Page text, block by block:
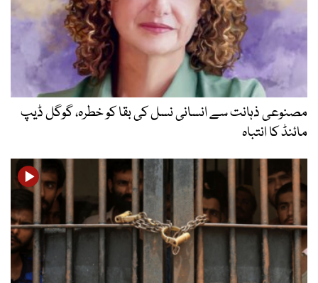
مصنوعی ذہانت سے انسانی نسل کی بقا کو خطرہ، گوگل ڈیپ
مائنڈ کا انتباہ